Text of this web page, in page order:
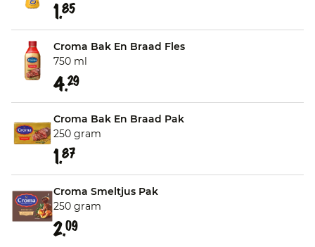
1.85
Croma Bak En Braad Fles
750 ml
4.29
Croma Bak En Braad Pak
250 gram
1.87
Croma Smeltjus Pak
250 gram
2.09